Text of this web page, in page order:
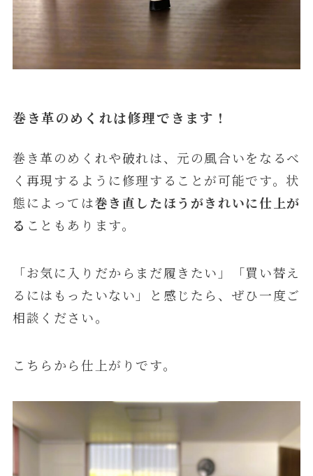
巻き革のめくれは修理できます！
巻き革のめくれや破れは、元の風合いをなるべ
く再現するように修理することが可能です。状
態によっては巻き直したほうがきれいに仕上が
る こともあります。
「お気に入りだからまだ履きたい」「買い替え
るにはもったいない」と感じたら、ぜひ一度ご
相談ください。
こちらから仕上がりです。